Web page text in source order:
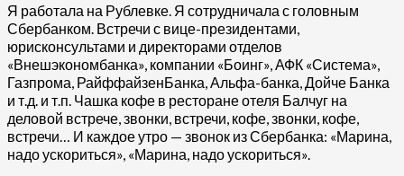
Я работала на Рублевке. Я сотрудничала с головным
Сбербанком. Встречи с вице-президентами,
юрисконсультами и директорами отделов
«Внешэкономбанка», компании «Боинг», АФК «Система»,
Газпрома, РайффайзенБанка, Альфа-банка, Дойче Банка
и т.д. и т.п. Чашка кофе в ресторане отеля Балчуг на
деловой встрече, звонки, встречи, кофе, звонки, кофе,
встречи… И каждое утро — звонок из Сбербанка: «Марина,
надо ускориться», «Марина, надо ускориться».